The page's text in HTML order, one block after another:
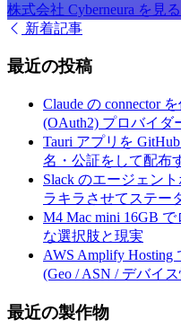
株式会社 Cyberneura を見る
新着記事
最近の投稿
Claude の connector
(OAuth2) プロバイダ
Tauri アプリを
名・公証をして配布
Slack のエージェン
ラキラさせてステー
M4 Mac mini 16GB
な選択肢と現実
AWS Amplify
(Geo / ASN / デバイ
最近の製作物